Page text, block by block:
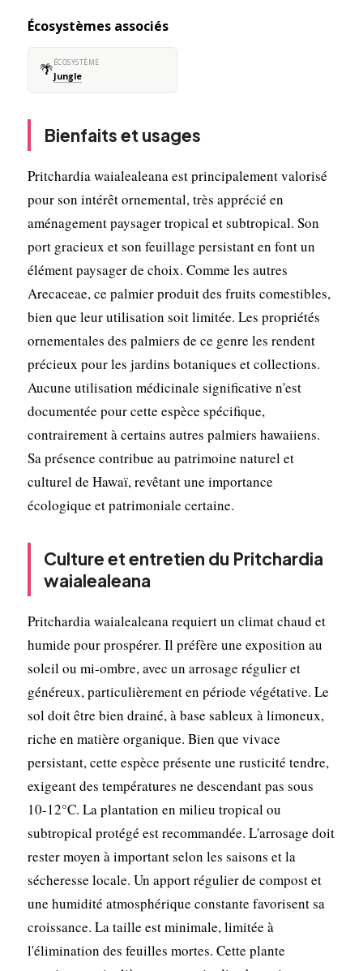
Écosystèmes associés
🌴ÉCOSYSTÈME
Jungle
Bienfaits et usages
Pritchardia waialealeana est principalement valorisé
pour son intérêt ornemental, très apprécié en
aménagement paysager tropical et subtropical. Son
port gracieux et son feuillage persistant en font un
élément paysager de choix. Comme les autres
Arecaceae, ce palmier produit des fruits comestibles,
bien que leur utilisation soit limitée. Les propriétés
ornementales des palmiers de ce genre les rendent
précieux pour les jardins botaniques et collections.
Aucune utilisation médicinale significative n'est
documentée pour cette espèce spécifique,
contrairement à certains autres palmiers hawaiiens.
Sa présence contribue au patrimoine naturel et
culturel de Hawaï, revêtant une importance
écologique et patrimoniale certaine.
Culture et entretien du Pritchardia
waialealeana
Pritchardia waialealeana requiert un climat chaud et
humide pour prospérer. Il préfère une exposition au
soleil ou mi-ombre, avec un arrosage régulier et
généreux, particulièrement en période végétative. Le
sol doit être bien drainé, à base sableux à limoneux,
riche en matière organique. Bien que vivace
persistant, cette espèce présente une rusticité tendre,
exigeant des températures ne descendant pas sous
10-12°C. La plantation en milieu tropical ou
subtropical protégé est recommandée. L'arrosage doit
rester moyen à important selon les saisons et la
sécheresse locale. Un apport régulier de compost et
une humidité atmosphérique constante favorisent sa
croissance. La taille est minimale, limitée à
l'élimination des feuilles mortes. Cette plante